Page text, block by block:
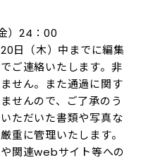
）24：00
日（木）中までに編集
ご連絡いたします。非
せん。また通過に関す
せんので、ご了承のう
ただいた書類や写真な
重に管理いたします。
関連webサイト等への